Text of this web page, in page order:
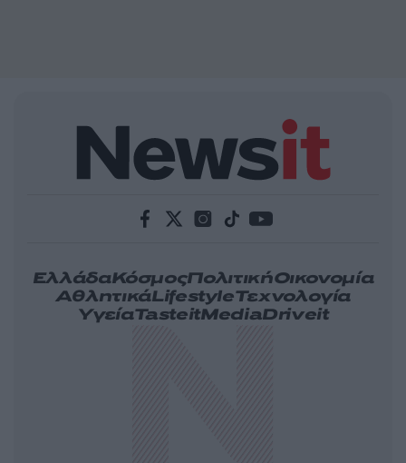
ΕλλάδαΚόσμοςΠολιτικήΟικονομία
ΑθλητικάLifestyleΤεχνολογία
ΥγείαTasteitMediaDriveit